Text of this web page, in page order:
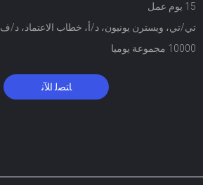
15 يوم عمل
تي/تي، ويسترن يونيون، د/أ، خطاب الاعتماد، د/ف
10000 مجموعة يوميا
ﺎﺘﺼﻟ ﺍﻶﻧ